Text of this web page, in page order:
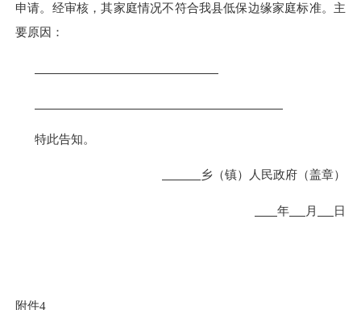
申请。经审核，其家庭情况不符合我县低保边缘家庭标准。主
要原因：
特此告知。
乡（镇）人民政府 （盖章）
年 月 日
附件4